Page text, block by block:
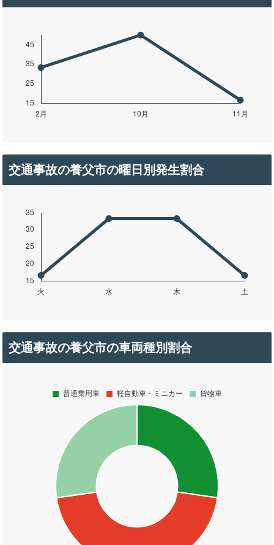
交通事故の養父市の曜日別発生割合
交通事故の養父市の車両種別割合